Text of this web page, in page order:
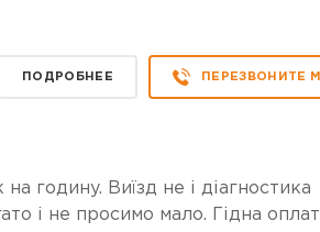
ПОДРОБНЕЕ ПЕРЕЗВОНИТЕ
годину. Виїзд не і діагностика
і не просимо мало. Гідна